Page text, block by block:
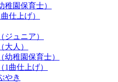
稚園保育士）
仕上げ）
ジュニア）
大人）
幼稚園保育士）
曲仕上げ）
やき